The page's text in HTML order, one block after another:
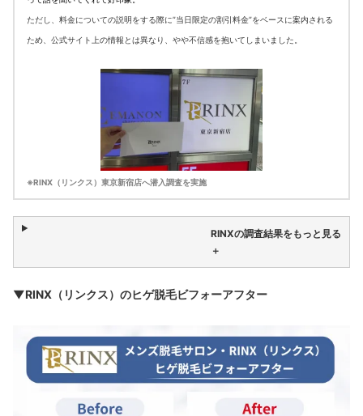
ただし、料金についての説明をする際に”当日限定の割引料金”をベースに案内される
ため、公式サイト上の情報とは異なり、やや不信感を抱いてしまいました。
※RINX（リンクス）東京新宿店へ潜入調査を実施
RINXの調査結果をもっと見る
＋
▼RINX（リンクス）のヒゲ脱毛ビフォーアフター